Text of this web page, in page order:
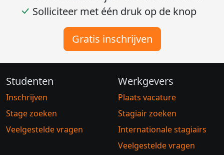
Al meer dan 25 jaar actief sinds 1998
Gratis inschrijven
Studenten
Inschrijven
Stage zoeken
Werkgevers
Plaats vacature
Stagiair zoeken
Internationale stagiairs